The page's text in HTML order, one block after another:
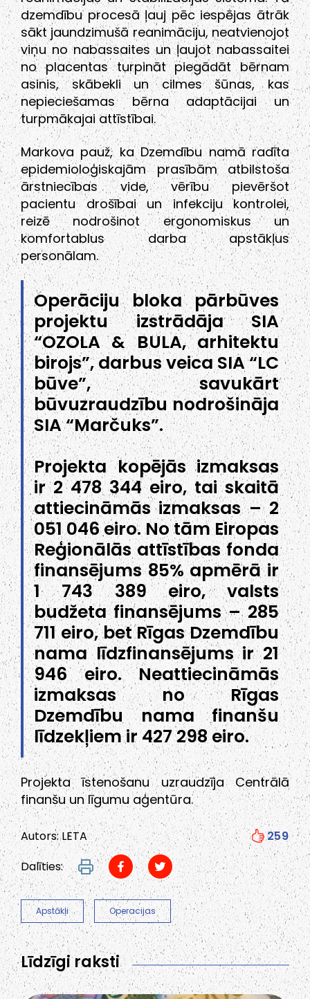
dzemdību procesā ļauj pēc iespējas ātrāk
sākt jaundzimušā reanimāciju, neatvienojot
viņu no nabassaites un ļaujot nabassaitei
no placentas turpināt piegādāt bērnam
asinis, skābekli un cilmes šūnas, kas
nepieciešamas bērna adaptācijai un
turpmākajai attīstībai.
Markova pauž, ka Dzemdību namā radīta
epidemioloģiskajām prasībām atbilstoša
ārstniecības vide, vērību pievēršot
pacientu drošībai un infekciju kontrolei,
reizē nodrošinot ergonomiskus un
komfortablus darba apstākļus
personālam.
Operāciju bloka pārbūves
projektu izstrādāja SIA
“OZOLA & BULA, arhitektu
birojs”, darbus veica SIA “LC
būve”, savukārt
būvuzraudzību nodrošināja
SIA “Marčuks”.
Projekta kopējās izmaksas
ir 2 478 344 eiro, tai skaitā
attiecināmās izmaksas – 2
051 046 eiro. No tām Eiropas
Reģionālās attīstības fonda
finansējums 85% apmērā ir
1 743 389 eiro, valsts
budžeta finansējums – 285
711 eiro, bet Rīgas Dzemdību
nama līdzfinansējums ir 21
946 eiro. Neattiecināmās
izmaksas no Rīgas
Dzemdību nama finanšu
līdzekļiem ir 427 298 eiro.
Projekta īstenošanu uzraudzīja Centrālā
finanšu un līgumu aģentūra.
Autors: LETA
259
Dalīties:
Apstākļi Operacijas
Līdzīgi raksti